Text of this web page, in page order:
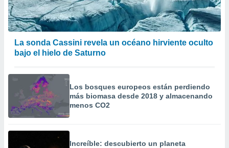
La sonda Cassini revela un océano hirviente oculto
bajo el hielo de Saturno
Los bosques europeos están perdiendo
más biomasa desde 2018 y almacenando
menos CO2
Increíble: descubierto un planeta